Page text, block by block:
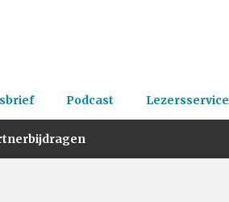
Podcast Lezersservice